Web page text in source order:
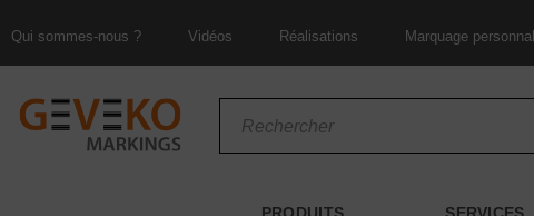
au
contenu
Qui sommes-nous ? Vidéos Réalisations Marquage
produits